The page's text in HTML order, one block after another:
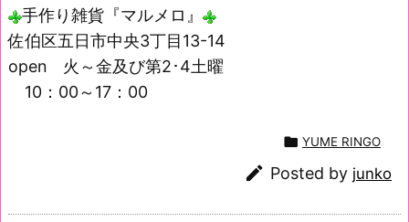
手作り雑貨『マルメロ』
佐伯区五日市中央3丁目13-14
open 火～金及び第2･4土曜
10：00～17：00
 YUME RINGO
 Posted by junko